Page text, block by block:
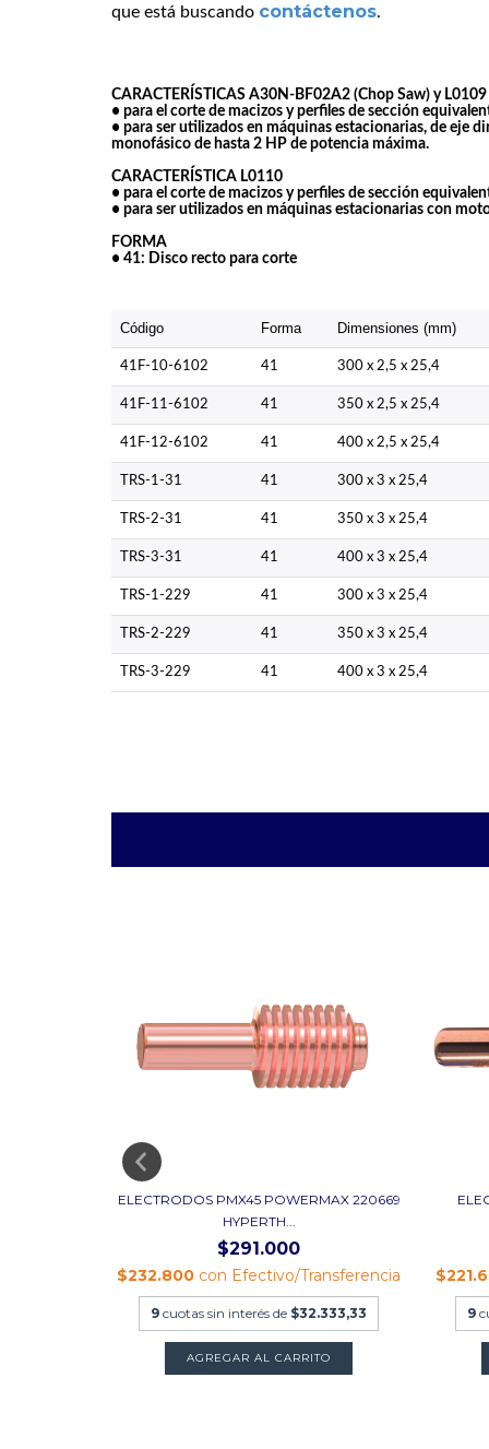
que está buscando contáctenos.
CARACTERÍSTICAS A30N-BF02A2 (Chop Saw) y L0109
• para el corte de macizos y perfiles de sección
• para ser utilizados en máquinas estacionarias, de eje
monofásico de hasta 2 HP de potencia máxima.
CARACTERÍSTICA L0110
• para el corte de macizos y perfiles de sección
• para ser utilizados en máquinas estacionarias con
FORMA
• 41: Disco recto para corte
Código Forma Dimensiones (mm)
41F-10-6102 41 300 x 2,5 x 25,4
41F-11-6102 41 350 x 2,5 x 25,4
41F-12-6102 41 400 x 2,5 x 25,4
TRS-1-31 41 300 x 3 x 25,4
TRS-2-31 41 350 x 3 x 25,4
TRS-3-31 41 400 x 3 x 25,4
TRS-1-229 41 300 x 3 x 25,4
TRS-2-229 41 350 x 3 x 25,4
TRS-3-229 41 400 x 3 x 25,4
ELECTRODOS PMX45 POWERMAX 220669
HYPERTH...
$291.000
$232.800 con Efectivo/Transferencia
9 cuotas sin interés de $32.333,33 9